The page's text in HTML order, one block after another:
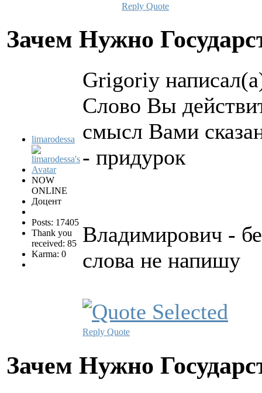
Reply Quote
Зачем Нужно
limarodessa
NOW
ONLINE
Доцент
Posts: 17405
Thank you
received: 85
Karma: 0
Grigoriy
Слово Вы
смысл Вами
- придурок
Владимирович -
слова не напишу
Reply Quote
Зачем Нужно